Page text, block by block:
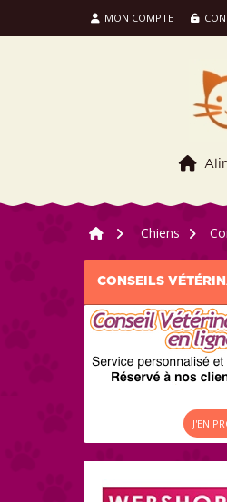
MON COMPTE
> Chiens >
CONSEILS
J'EN